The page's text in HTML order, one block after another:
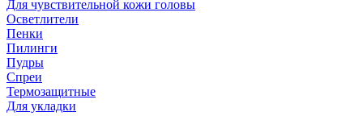
Для чувствительной кожи головы
Осветлители
Пенки
Пилинги
Пудры
Спреи
Термозащитные
Для укладки